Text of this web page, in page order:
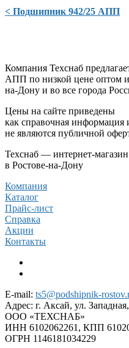
< Подшипник 942/25 АПП
Компания Техснаб
АПП по низкой цене оптом и
на-Дону и во все города
Цены на сайте приведены
как справочная информация
не являются публичной
Техснаб — интернет-
в Ростове-на-Дону
Компания
Каталог
Прайс-лист
Справка
Акции
Контакты
E-mail: ts5@podshipnik-
Адрес: г. Аксай, ул.
ООО «ТЕХСНАБ»
ИНН 6102062261, КПП
ОГРН 1146181034229